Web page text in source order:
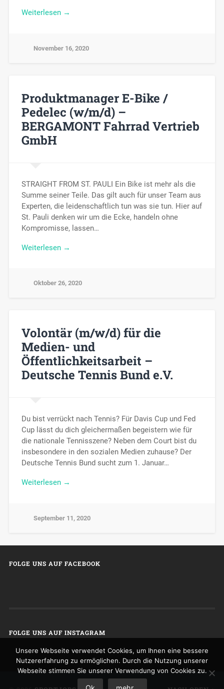
Weiterlesen →
November 16, 2020
Produktmanager E-Bike /
Pedelec (w/m/d) –
BERGAMONT Fahrrad Vertrieb
GmbH
STRAIGHT FROM ST. PAULI Ein Bike ist mehr als die
Summe seiner Teile. Das gilt auch für unser Team aus
Experten, die leidenschaftlich tun was sie tun. Hier auf
St. Pauli denken wir um die Ecke, handeln ohne
Kompromisse, lassen…
Weiterlesen →
Oktober 26, 2020
Volontär (m/w/d) für die
Medien- und
Öffentlichkeitsarbeit –
Deutsche Tennis Bund e.V.
Du bist verrückt nach Tennis? Für Davis Cup und Fed
Cup lässt du dich gleichermaßen begeistern wie für
die nationale Tennisszene? Neben dem Court bist du
insbesondere in den sozialen Medien zuhause? Der
Deutsche Tennis Bund sucht zum 1. Januar…
Weiterlesen →
September 11, 2020
FOLGE UNS AUF FACEBOOK
FOLGE UNS AUF INSTAGRAM
Unsere Webseite verwendet Cookies, um Ihnen eine bessere
Nutzererfahrung zu ermöglichen. Durch die Nutzung unserer
Webseite stimmen Sie unserer Verwendung von Cookies zu.